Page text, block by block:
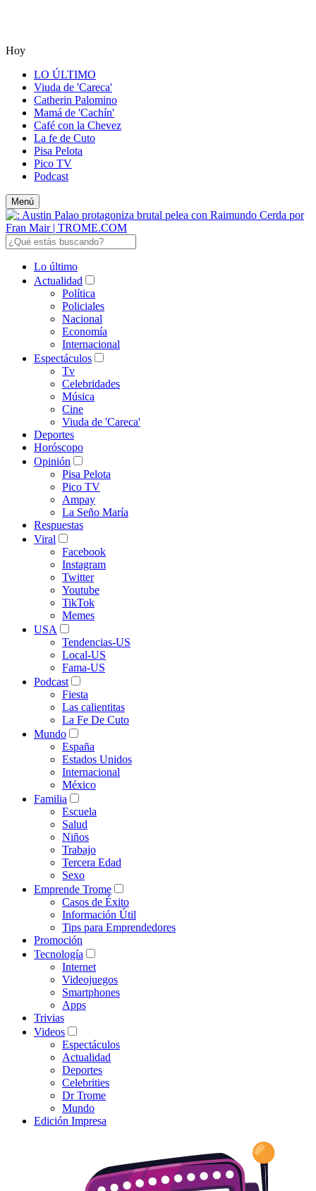
Hoy
LO ÚLTIMO
Viuda de 'Careca'
Catherin Palomino
Mamá de 'Cachín'
Café con la Chevez
La fe de Cuto
Pisa Pelota
Pico TV
Podcast
Menú
Lo último
Actualidad
Política
Policiales
Nacional
Economía
Internacional
Espectáculos
Tv
Celebridades
Música
Cine
Viuda de 'Careca'
Deportes
Horóscopo
Opinión
Pisa Pelota
Pico TV
Ampay
La Seño María
Respuestas
Viral
Facebook
Instagram
Twitter
Youtube
TikTok
Memes
USA
Tendencias-US
Local-US
Fama-US
Podcast
Fiesta
Las calientitas
La Fe De Cuto
Mundo
España
Estados Unidos
Internacional
México
Familia
Escuela
Salud
Niños
Trabajo
Tercera Edad
Sexo
Emprende Trome
Casos de Éxito
Información Útil
Tips para Emprendedores
Promoción
Tecnología
Internet
Videojuegos
Smartphones
Apps
Trivias
Videos
Espectáculos
Actualidad
Deportes
Celebrities
Dr Trome
Mundo
Edición Impresa